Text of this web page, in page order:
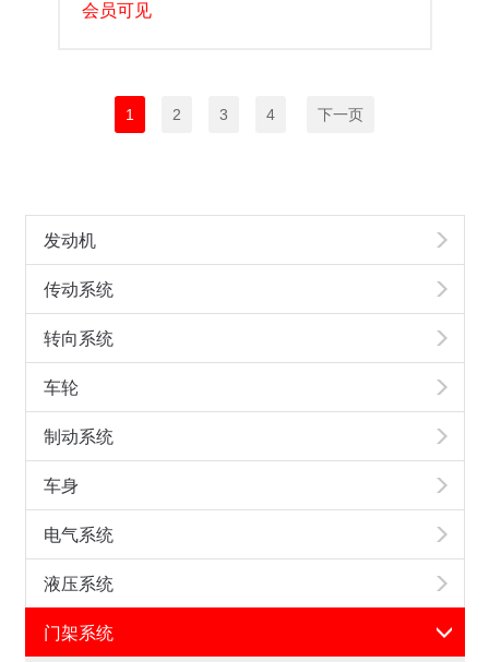
发动机
传动系统
转向系统
车轮
制动系统
车身
电气系统
液压系统
门架系统
会员可见
1 2 3 4 下一页